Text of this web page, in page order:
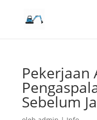
Pekerjaan
Sebelum